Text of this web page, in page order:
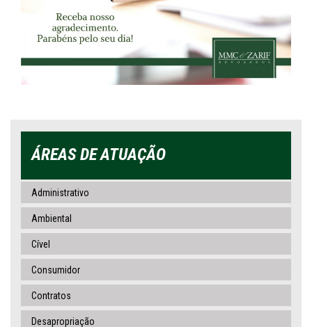
ÁREAS DE ATUAÇÃO
Administrativo
Ambiental
Cível
Consumidor
Contratos
Desapropriação